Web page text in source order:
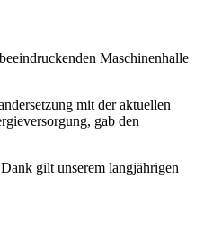
Maschinenhalle
mit der aktuellen
gab den
gilt unserem langjährigen